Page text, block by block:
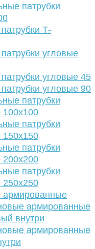
патрубки
Т-
угловые
угловые 45
угловые 90
патрубки
100х100
патрубки
150х150
патрубки
200х200
патрубки
250х250
армированные
армированные
внутри
армированные